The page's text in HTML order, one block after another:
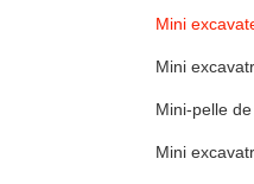
Mini
Mini
Mini-pelle
Mini